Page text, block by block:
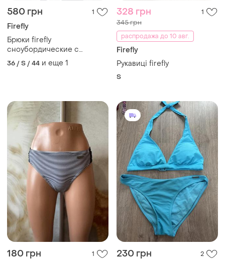
580 грн 1
Firefly
Брюки firefly
сноубордические с
защитой, мембрана
aquamax 3k
36 / S / 44 и еще 1
328 грн 1
345 грн
распродажа до 10 авг.
Firefly
Рукавиці firefly
S
180 грн 1 230 грн 2